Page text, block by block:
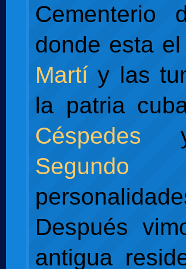
Cementerio
donde esta
Martíy las
la patria
Céspedes
Segundo
Después
antigua